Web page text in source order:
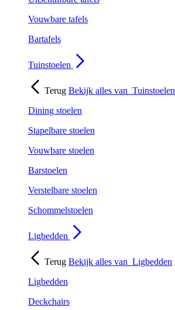
Vouwbare tafels
Bartafels
Tuinstoelen
Terug Bekijk alles van Tuinstoelen
Dining stoelen
Stapelbare stoelen
Vouwbare stoelen
Barstoelen
Verstelbare stoelen
Schommelstoelen
Ligbedden
Terug Bekijk alles van Ligbedden
Ligbedden
Deckchairs